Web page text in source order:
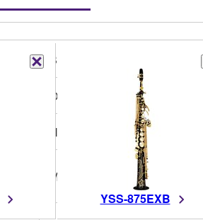
YSS-875EXB
Bb
One-piece
Hand engraved
Mother of pearl